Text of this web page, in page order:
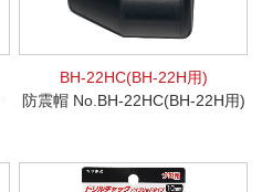
BH-22HC(BH-22H用)
防震帽 No.BH-22HC(BH-22H用)